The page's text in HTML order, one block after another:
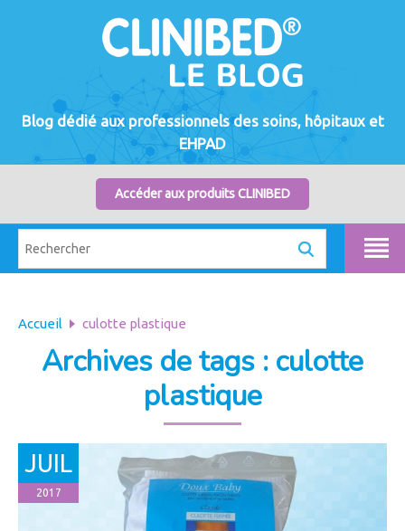
Accéder aux produits CLINIBED
Blog dédié aux professionnels des soins, hôpitaux et
EHPAD
Accueil culotte plastique
Archives de tags : culotte
plastique
JUIL
2017